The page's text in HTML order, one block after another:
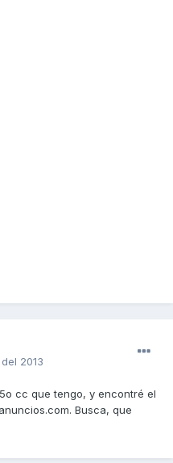
2013
cc que tengo, y encontré el
Busca, que